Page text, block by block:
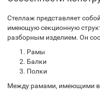
Стеллаж представляет
имеющую секционную
разборным изделием. Он
Рамы
Балки
Полки
Между рамами, имеющими в